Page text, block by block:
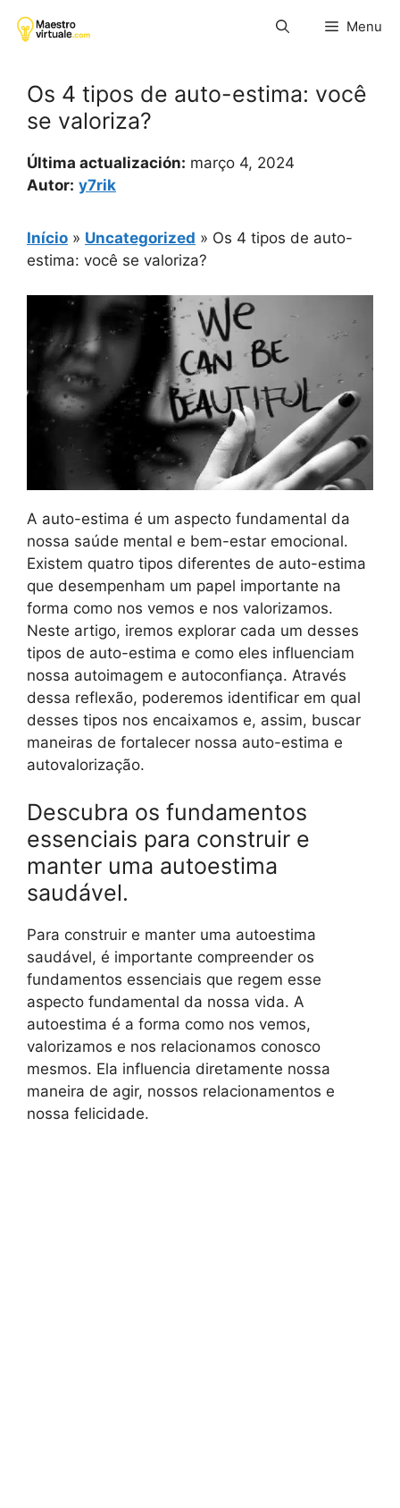
para
Menu
Os 4 tipos de auto-estima: você
se valoriza?
Última actualización: março 4, 2024
Autor: y7rik
Início » Uncategorized » Os 4 tipos de auto-
estima: você se valoriza?
A auto-estima é um aspecto fundamental da
nossa saúde mental e bem-estar emocional.
Existem quatro tipos diferentes de auto-estima
que desempenham um papel importante na
forma como nos vemos e nos valorizamos.
Neste artigo, iremos explorar cada um desses
tipos de auto-estima e como eles influenciam
nossa autoimagem e autoconfiança. Através
dessa reflexão, poderemos identificar em qual
desses tipos nos encaixamos e, assim, buscar
maneiras de fortalecer nossa auto-estima e
autovalorização.
Descubra os fundamentos
essenciais para construir e
manter uma autoestima
saudável.
Para construir e manter uma autoestima
saudável, é importante compreender os
fundamentos essenciais que regem esse
aspecto fundamental da nossa vida. A
autoestima é a forma como nos vemos,
valorizamos e nos relacionamos conosco
mesmos. Ela influencia diretamente nossa
maneira de agir, nossos relacionamentos e
nossa felicidade.